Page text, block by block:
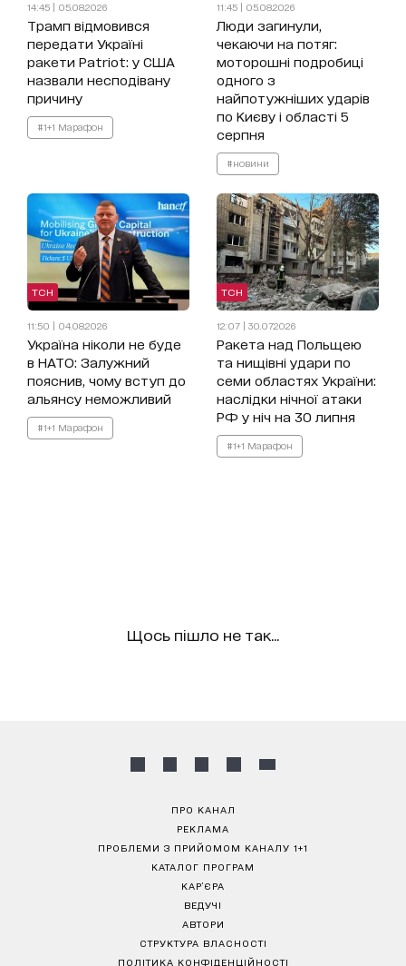
14:45 | 05.08.2026
Трамп відмовився
передати Україні
ракети Patriot: у США
назвали несподівану
причину
#1+1 Марафон
11:45 | 05.08.2026
Люди загинули,
чекаючи на потяг:
моторошні подробиці
одного з
найпотужніших ударів
по Києву і області 5
серпня
#новини
ТСН
11:50 | 04.08.2026
Україна ніколи не буде
в НАТО: Залужний
пояснив, чому вступ до
альянсу неможливий
#1+1 Марафон
ТСН
12:07 | 30.07.2026
Ракета над Польщею
та нищівні удари по
семи областях України:
наслідки нічної атаки
РФ у ніч на 30 липня
#1+1 Марафон
Щось пішло не так...
ПРО КАНАЛ
РЕКЛАМА
ПРОБЛЕМИ З ПРИЙОМОМ КАНАЛУ 1+1
КАТАЛОГ ПРОГРАМ
КАР’ЄРА
ВЕДУЧІ
АВТОРИ
СТРУКТУРА ВЛАСНОСТІ
ПОЛІТИКА КОНФІДЕНЦІЙНОСТІ